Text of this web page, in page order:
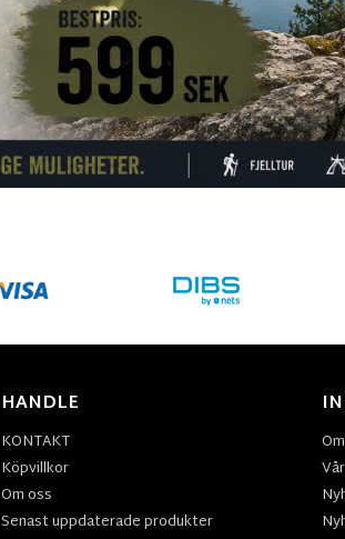
HANDLE
KONTAKT
Köpvillkor
Om oss
Senast uppdaterade produkter